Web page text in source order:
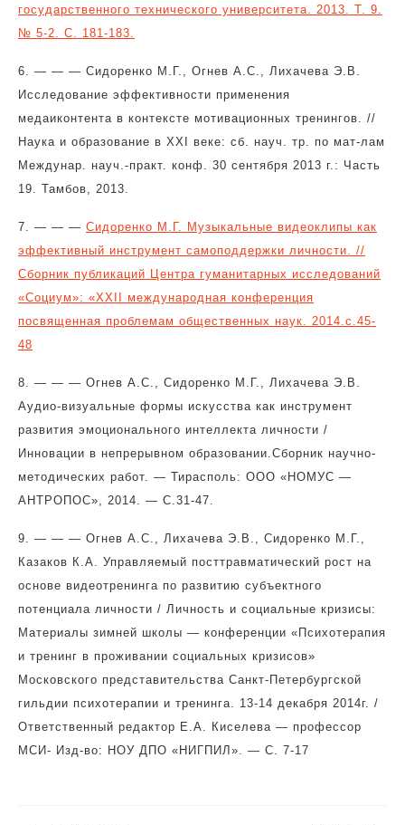
государственного технического университета. 2013. Т. 9.
№ 5-2. С. 181-183.
6. — — — Сидоренко М.Г., Огнев А.С., Лихачева Э.В.
Исследование эффективности применения
медаиконтента в контексте мотивационных тренингов. //
Наука и образование в XXI веке: сб. науч. тр. по мат-лам
Междунар. науч.-практ. конф. 30 сентября 2013 г.: Часть
19. Тамбов, 2013.
7. — — — Сидоренко М.Г. Музыкальные видеоклипы как
эффективный инструмент самоподдержки личности. //
Сборник публикаций Центра гуманитарных исследований
«Социум»: «XXII международная конференция
посвященная проблемам общественных наук. 2014.с.45-
48
8. — — — Огнев А.С., Сидоренко М.Г., Лихачева Э.В.
Аудио-визуальные формы искусства как инструмент
развития эмоционального интеллекта личности /
Инновации в непрерывном образовании.Сборник научно-
методических работ. — Тирасполь: ООО «НОМУС —
АНТРОПОС», 2014. — С.31-47.
9. — — — Огнев А.С., Лихачева Э.В., Сидоренко М.Г.,
Казаков К.А. Управляемый посттравматический рост на
основе видеотренинга по развитию субъектного
потенциала личности / Личность и социальные кризисы:
Материалы зимней школы — конференции «Психотерапия
и тренинг в проживании социальных кризисов»
Московского представительства Санкт-Петербургской
гильдии психотерапии и тренинга. 13-14 декабря 2014г. /
Ответственный редактор Е.А. Киселева — профессор
МСИ- Изд-во: НОУ ДПО «НИГПИЛ». — С. 7-17